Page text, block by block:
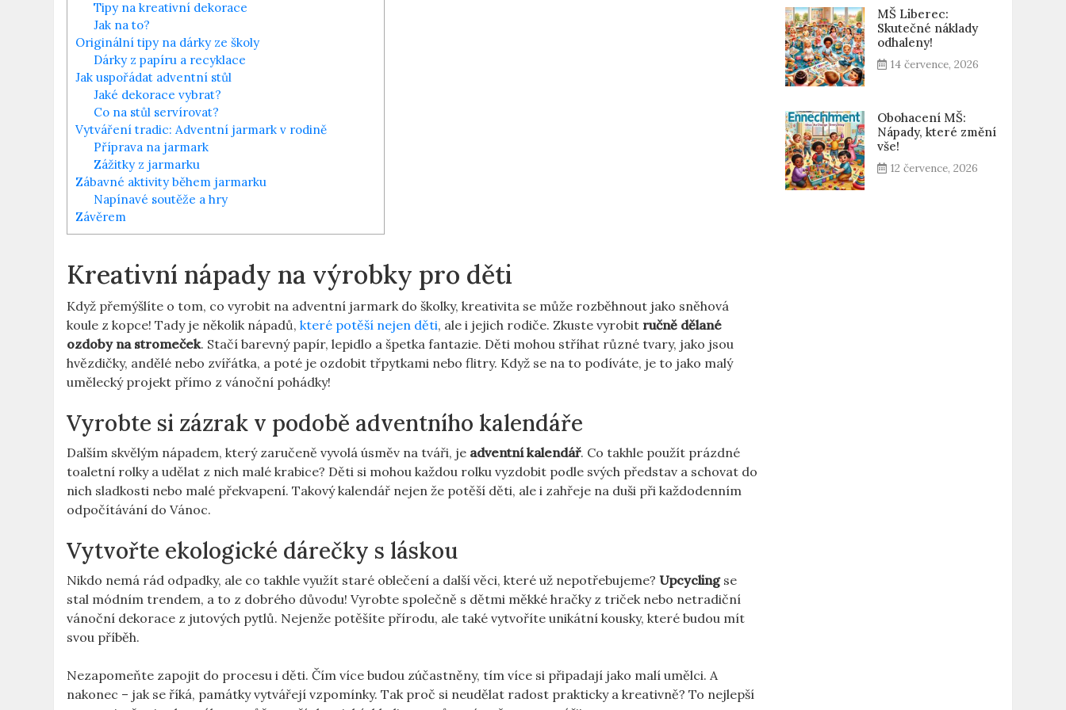
Tipy na kreativní dekorace
Jak na to?
Originální tipy ​na dárky‍ ze školy
Dárky z papíru a recyklace
Jak uspořádat adventní stůl
Jaké‍ dekorace vybrat?
Co na stůl servírovat?
Vytváření tradic: Adventní ⁢jarmark v ‍rodině
Příprava‌ na jarmark
Zážitky z⁤ jarmarku
Zábavné aktivity během⁢ jarmarku
Napínavé soutěže​ a ⁣hry
Závěrem
Kreativní nápady ‍na výrobky ⁤pro děti
Když přemýšlíte o tom, co​ vyrobit⁤ na adventní jarmark do školky, kreativita‍ se může rozběhnout jako ⁢sněhová
koule z kopce!​ Tady ⁤je několik​ nápadů,které potěší nejen děti, ale⁢ i jejich rodiče.⁢ Zkuste ‌vyrobit⁢ ručně dělané
ozdoby na stromeček.‍ Stačí⁣ barevný papír, lepidlo ​a⁣ špetka fantazie. Děti ​mohou stříhat různé tvary, jako jsou
hvězdičky, andělé nebo zvířátka, a poté je ozdobit třpytkami nebo flitry. Když se⁣ na​ to ​podíváte, je to jako malý
umělecký ⁤projekt přímo ‌z vánoční pohádky!
Vyrobte si zázrak v ⁢podobě⁣ adventního kalendáře
Dalším‌ skvělým nápadem, který zaručeně vyvolá úsměv na​ tváři, je adventní kalendář. Co takhle​ použít ‍prázdné
toaletní ‌rolky ⁢a ​udělat z ‍nich malé krabice? Děti⁣ si mohou každou rolku vyzdobit ⁢podle svých představ a schovat do
nich ‍sladkosti⁣ nebo malé překvapení. Takový kalendář nejen že potěší děti, ⁣ale i zahřeje na​ duši ⁤při každodenním‌
odpočítávání​ do Vánoc.
Vytvořte ekologické dárečky s láskou
Nikdo nemá rád odpadky, ale co⁤ takhle využít staré ‌oblečení a další věci, které ⁣už nepotřebujeme? Upcyclingse
stal módním‍ trendem,⁢ a to z dobrého důvodu! Vyrobte společně s⁤ dětmi měkké ⁢hračky‌ z triček nebo netradiční
vánoční⁣ dekorace z​ jutových pytlů.⁢ Nejenže potěšíte přírodu, ale také vytvoříte unikátní kousky, které ⁣budou mít
svou příběh.
Nezapomeňte zapojit ⁢do ‍procesu i​ děti.‌ Čím⁣ více budou zúčastněny, tím více ​si ⁤připadají jako malí‌ umělci. A
nakonec –​ jak se‌ říká,⁢ památky vytvářejí vzpomínky. Tak proč si neudělat radost prakticky a kreativně? To nejlepší⁣
MŠ Liberec:
Skutečné náklady
odhaleny!
14 července, 2026
Obohacení MŠ:
Nápady, které změní
vše!
12 července, 2026